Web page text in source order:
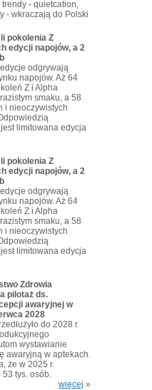
- quietcation,
- wkraczają do Polski
pokolenia Z
edycji napojów, a 2
odgrywają
napojów. Aż 64
Z i Alpha
smaku, a 58
i nieoczywistych
limitowana edycja
pokolenia Z
edycji napojów, a 2
odgrywają
napojów. Aż 64
Z i Alpha
smaku, a 58
i nieoczywistych
limitowana edycja
Zdrowia
pilotaż ds.
awaryjnej w
2028
do 2028 r.
wystawianie
awaryjną w aptekach.
że w 2025 r.
53 tys. osób.
więcej »